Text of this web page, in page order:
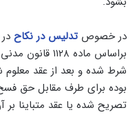
در خصوص تدلیس در نکاح
براساس ماده
شرط شده و بعد از عقد
بوده برای طرف مقابل حق
تصریح شده یا عقد متباینا بر